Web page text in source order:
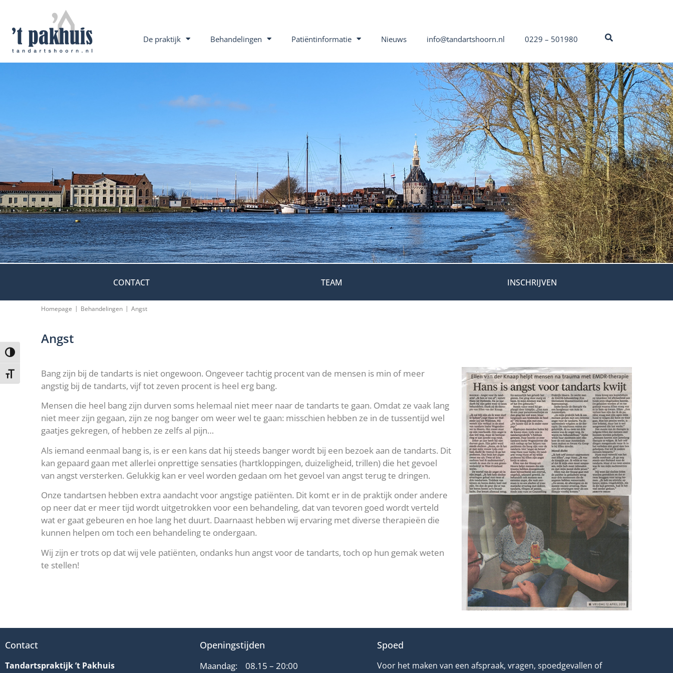
Keuze voor hoog contrast
Kies grootte van het lettertype
De praktijk Behandelingen Patiëntinformatie Nieuws info@tandartshoorn.nl 0229 – 501980
CONTACT TEAM INSCHRIJVEN
Homepage | Behandelingen | Angst
Angst
Bang zijn bij de tandarts is niet ongewoon. Ongeveer tachtig procent van de mensen is min of meer
angstig bij de tandarts, vijf tot zeven procent is heel erg bang.
Mensen die heel bang zijn durven soms helemaal niet meer naar de tandarts te gaan. Omdat ze vaak lang
niet meer zijn gegaan, zijn ze nog banger om weer wel te gaan: misschien hebben ze in de tussentijd wel
gaatjes gekregen, of hebben ze zelfs al pijn…
Als iemand eenmaal bang is, is er een kans dat hij steeds banger wordt bij een bezoek aan de tandarts. Dit
kan gepaard gaan met allerlei onprettige sensaties (hartkloppingen, duizeligheid, trillen) die het gevoel
van angst versterken. Gelukkig kan er veel worden gedaan om het gevoel van angst terug te dringen.
Onze tandartsen hebben extra aandacht voor angstige patiënten. Dit komt er in de praktijk onder andere
op neer dat er meer tijd wordt uitgetrokken voor een behandeling, dat van tevoren goed wordt verteld
wat er gaat gebeuren en hoe lang het duurt. Daarnaast hebben wij ervaring met diverse therapieën die
kunnen helpen om toch een behandeling te ondergaan.
Wij zijn er trots op dat wij vele patiënten, ondanks hun angst voor de tandarts, toch op hun gemak weten
te stellen!
Contact
Tandartspraktijk ’t Pakhuis
Openingstijden
08.15 – 20:00
Maandag:
Spoed
Voor het maken van een afspraak, vragen, spoedgevallen of